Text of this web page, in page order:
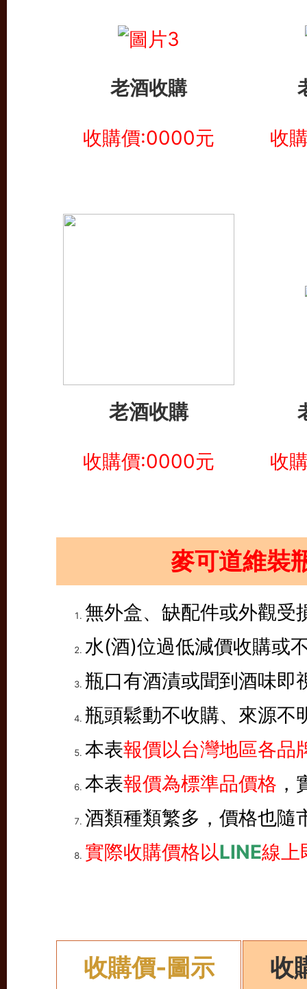
老酒收購
收購價:0000元 收
老酒收購
收購價:0000元 收
麥可道維裝
無外盒、缺配件或外觀受
水(酒)位過低減價收購或
瓶口有酒漬或聞到酒味即
瓶頭鬆動不收購、來源不
本表報價以台灣地區各品
本表報價為標準品價格
酒類種類繁多，價格也隨
實際收購價格以LINE線上
收購價-圖示 收